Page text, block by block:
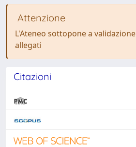
Attenzione
L'Ateneo sottopone a
allegati
Citazioni